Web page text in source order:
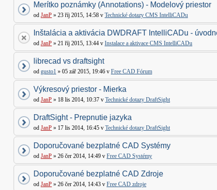
Merítko poznámky (Annotations) - Modelový priestor
od JanP » 23 říj 2015, 14:58 v Technické dotazy CMS IntelliCADu
Inštalácia a aktivácia DWDRAFT IntelliCADu -
od JanP » 21 říj 2015, 13:44 v Instalace a aktivace CMS IntelliCADu
librecad vs draftsight
od gusto1 » 05 zář 2015, 19:46 v Free CAD Fórum
Výkresový priestor - Mierka
od JanP » 18 lis 2014, 10:37 v Technické dotazy DraftSight
DraftSight - Prepnutie jazyka
od JanP » 17 lis 2014, 16:45 v Technické dotazy DraftSight
Doporučované bezplatné CAD Systémy
od JanP » 26 čer 2014, 14:49 v Free CAD Systémy
Doporučované bezplatné CAD Zdroje
od JanP » 26 čer 2014, 14:43 v Free CAD zdroje